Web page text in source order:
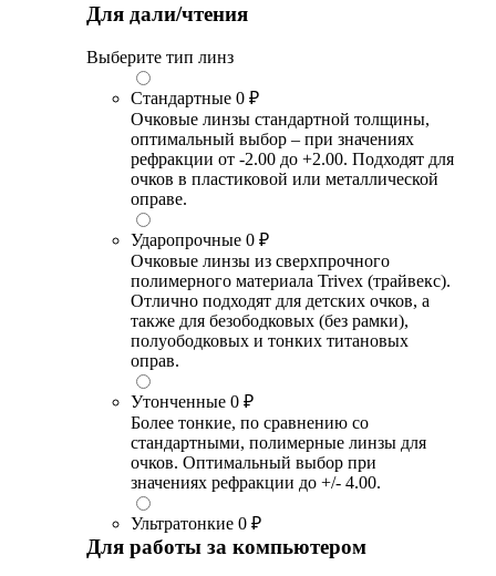
Для дали/чтения
Выберите тип линз
Стандартные 0 ₽
Очковые линзы стандартной толщины,
оптимальный выбор – при значениях
рефракции от -2.00 до +2.00. Подходят для
очков в пластиковой или металлической
оправе.
Ударопрочные 0 ₽
Очковые линзы из сверхпрочного
полимерного материала Trivex (трайвекс).
Отлично подходят для детских очков, а
также для безободковых (без рамки),
полуободковых и тонких титановых
оправ.
Утонченные 0 ₽
Более тонкие, по сравнению со
стандартными, полимерные линзы для
очков. Оптимальный выбор при
значениях рефракции до +/- 4.00.
Ультратонкие 0 ₽
Для работы за компьютером